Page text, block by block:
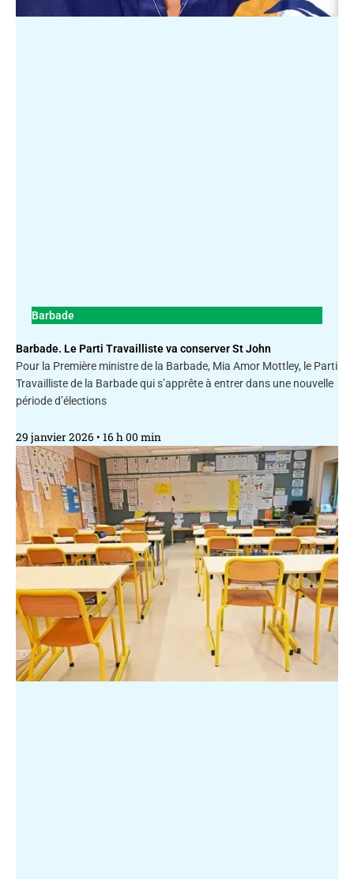
Barbade
Barbade. Le Parti Travailliste va conserver St John
Pour la Première ministre de la Barbade, Mia Amor Mottley, le Parti
Travailliste de la Barbade qui s’apprête à entrer dans une nouvelle
période d’élections
29 janvier 2026 16 h 00 min